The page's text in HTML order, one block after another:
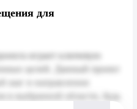
для